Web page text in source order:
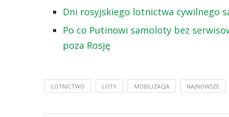
Dni rosyjskiego lotnictwa cywilnego
Po co Putinowi samoloty bez
poza Rosję
LOTNICTWO LOTY MOBILIZACJA NAJNOWSZE